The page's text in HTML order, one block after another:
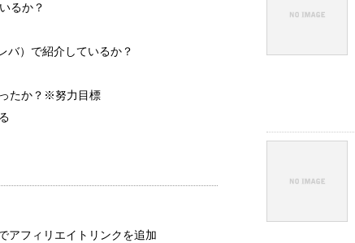
るか？
バ）で紹介しているか？
たか？※努力目標
アフィリエイトリンクを追加